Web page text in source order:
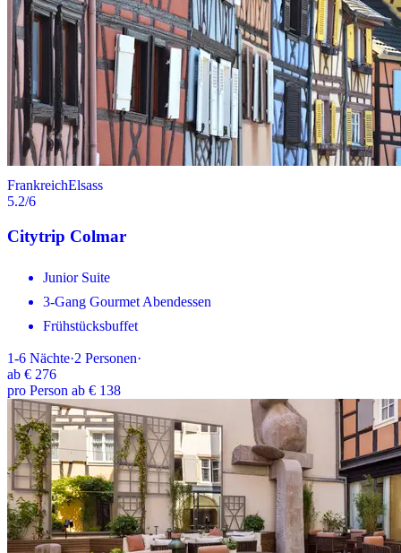
FrankreichElsass
5.2/6
Citytrip Colmar
Junior Suite
3-Gang Gourmet Abendessen
Frühstücksbuffet
1-6 Nächte·2 Personen·
ab € 276
pro Person ab € 138